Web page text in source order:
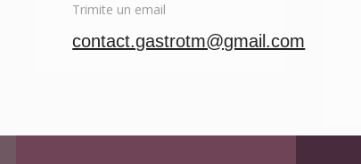
Trimite un email
contact.gastrotm@gmail.com